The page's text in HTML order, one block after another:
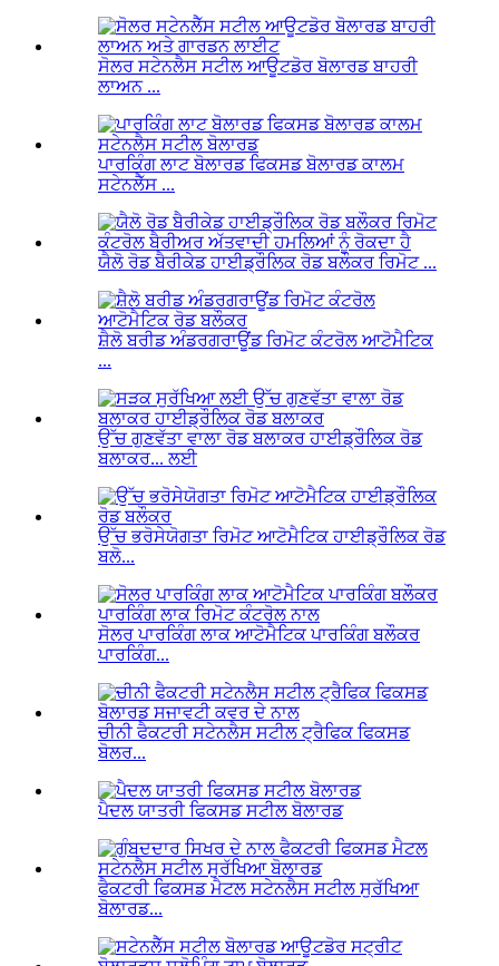
ਸੋਲਰ ਸਟੇਨਲੈਸ ਸਟੀਲ ਆਊਟਡੋਰ ਬੋਲਾਰਡ ਬਾਹਰੀ
ਲਾਅਨ ...
ਪਾਰਕਿੰਗ ਲਾਟ ਬੋਲਾਰਡ ਫਿਕਸਡ ਬੋਲਾਰਡ ਕਾਲਮ
ਸਟੇਨਲੈੱਸ ...
ਯੈਲੋ ਰੋਡ ਬੈਰੀਕੇਡ ਹਾਈਡ੍ਰੌਲਿਕ ਰੋਡ ਬਲੌਕਰ ਰਿਮੋਟ ...
ਸ਼ੈਲੋ ਬਰੀਡ ਅੰਡਰਗਰਾਊਂਡ ਰਿਮੋਟ ਕੰਟਰੋਲ ਆਟੋਮੈਟਿਕ
...
ਉੱਚ ਗੁਣਵੱਤਾ ਵਾਲਾ ਰੋਡ ਬਲਾਕਰ ਹਾਈਡ੍ਰੌਲਿਕ ਰੋਡ
ਬਲਾਕਰ... ਲਈ
ਉੱਚ ਭਰੋਸੇਯੋਗਤਾ ਰਿਮੋਟ ਆਟੋਮੈਟਿਕ ਹਾਈਡ੍ਰੌਲਿਕ ਰੋਡ
ਬਲੋ...
ਸੋਲਰ ਪਾਰਕਿੰਗ ਲਾਕ ਆਟੋਮੈਟਿਕ ਪਾਰਕਿੰਗ ਬਲੌਕਰ
ਪਾਰਕਿੰਗ...
ਚੀਨੀ ਫੈਕਟਰੀ ਸਟੇਨਲੈਸ ਸਟੀਲ ਟ੍ਰੈਫਿਕ ਫਿਕਸਡ
ਬੋਲਰ...
ਪੈਦਲ ਯਾਤਰੀ ਫਿਕਸਡ ਸਟੀਲ ਬੋਲਾਰਡ
ਫੈਕਟਰੀ ਫਿਕਸਡ ਮੈਟਲ ਸਟੇਨਲੈਸ ਸਟੀਲ ਸੁਰੱਖਿਆ
ਬੋਲਾਰਡ...